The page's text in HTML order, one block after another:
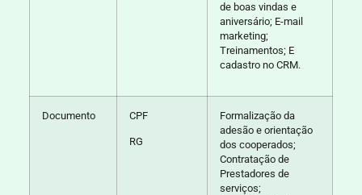
de boas vindas e
aniversário; E-mail
marketing;
Treinamentos; E
cadastro no CRM.
Documento CPF
RG
Formalização da
adesão e orientação
dos cooperados;
Contratação de
Prestadores de
serviços;